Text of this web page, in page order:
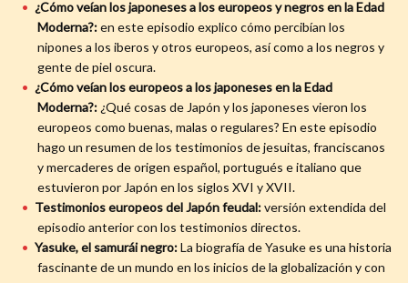
¿Cómo veían los japoneses a los europeos y negros en la Edad
Moderna?:en este episodio explico cómo percibían los
nipones a los iberos y otros europeos, así como a los negros y
gente de piel oscura.
¿Cómo veían los europeos a los japoneses en la Edad
Moderna?: ¿Qué cosas de Japón y los japoneses vieron los
europeos como buenas, malas o regulares? En este episodio
hago un resumen de los testimonios de jesuitas, franciscanos
y mercaderes de origen español, portugués e italiano que
estuvieron por Japón en los siglos XVI y XVII.
Testimonios europeos del Japón feudal:versión extendida del
episodio anterior con los testimonios directos.
Yasuke, el samurái negro:La biografía de Yasuke es una historia
fascinante de un mundo en los inicios de la globalización y con